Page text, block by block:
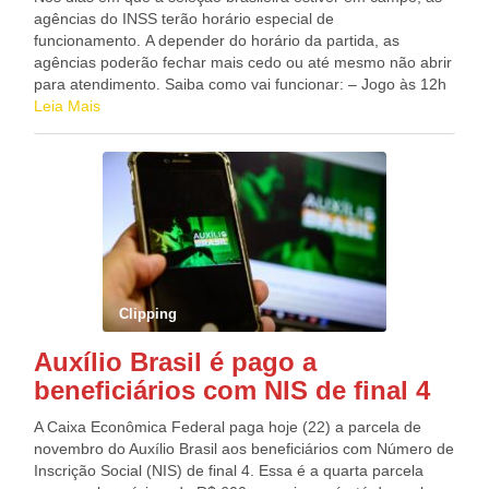
agências do INSS terão horário especial de
funcionamento. A depender do horário da partida, as
agências poderão fechar mais cedo ou até mesmo não abrir
para atendimento. Saiba como vai funcionar: – Jogo às 12h
(meio-dia): agências fechadas – Jogo às 13h: atendimento
até as 14h, horário de Brasília. Atendimento Remotos A
Central 135 também terá um esquema especial nos dias dos
jogos do Brasil. O atendimento humano será suspenso 30
minutos antes da partida e será retornado 30 minutos após
o término do jogo. Durante esse intervalo, a Central 135
continuará funcionando com o atendimento eletrônico. Pelo
número 135, é possível obter informações sobre o benefício,
saber o horário que foi agendado o próximo atendimento na
agência ou ainda obter informações de pagamento. As
celular, o custo é o de uma ligação local. O Meu INSS
também seguirá disponível tanto na internet quanto no
pedir benefícios, emitir extratos, cumprir exigências e
agendar atendimento presencial. Nesse canal, o cidadão
também encontra a assistente virtual Helô, que orienta e tira
Leia Mais
Clipping
Auxílio Brasil é pago a
beneficiários com NIS de final 4
A Caixa Econômica Federal paga hoje (22) a parcela de
novembro do Auxílio Brasil aos beneficiários com Número de
Inscrição Social (NIS) de final 4. Essa é a quarta parcela